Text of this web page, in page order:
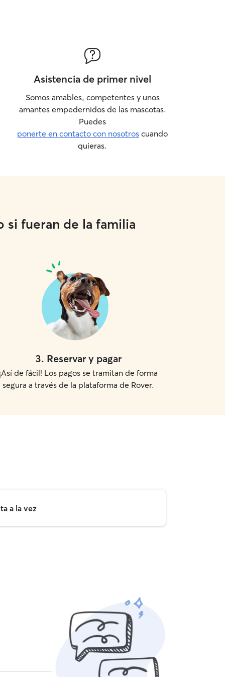
Asistencia de primer nivel
Somos amables, competentes y unos
amantes empedernidos de las mascotas.
Puedes
ponerte en contacto con nosotros cuando
quieras.
si fueran de la familia
3. Reservar y pagar
de fácil! Los pagos se tramitan de forma
segura a través de la plataforma de Rover.
a la vez